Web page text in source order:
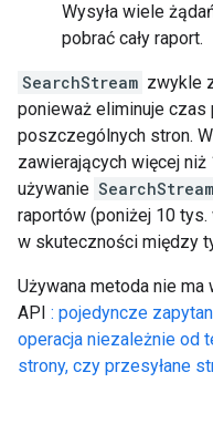
Wysyła wiele
pobrać cały raport.
SearchStream zwykle
ponieważ eliminuje czas
poszczególnych stron.
zawierających więcej
używanie SearchStream
raportów (poniżej 10
w skuteczności między
Używana metoda nie
API : pojedyncze
operacja niezależnie od
strony, czy przesyłane